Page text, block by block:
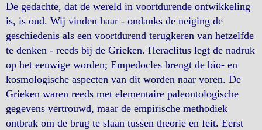
De gedachte, dat de wereld in voortdurende ontwikkeling
is, is oud. Wij vinden haar - ondanks de neiging de
geschiedenis als een voortdurend terugkeren van hetzelfde
te denken - reeds bij de Grieken. Heraclitus legt de nadruk
op het eeuwige worden; Empedocles brengt de bio- en
kosmologische aspecten van dit worden naar voren. De
Grieken waren reeds met elementaire paleontologische
gegevens vertrouwd, maar de empirische methodiek
ontbrak om de brug te slaan tussen theorie en feit. Eerst